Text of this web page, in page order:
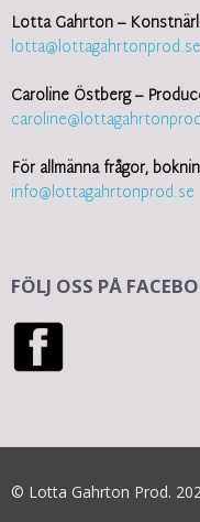
Lotta Gahrton –
lotta@lottagahrtonprod.se
Caroline Östberg –
För allmänna frågor,
info@lottagahrtonprod.se
FÖLJ OSS PÅ
© Lotta Gahrton Prod.